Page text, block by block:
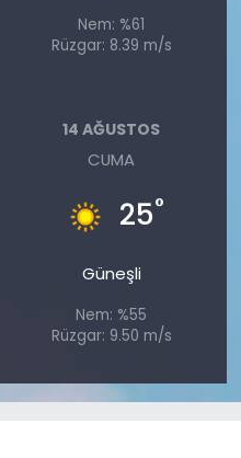
Nem: %61
Rüzgar: 8.39 m/s
14 AĞUSTOS
CUMA
25°
Güneşli
Nem: %55
Rüzgar: 9.50 m/s